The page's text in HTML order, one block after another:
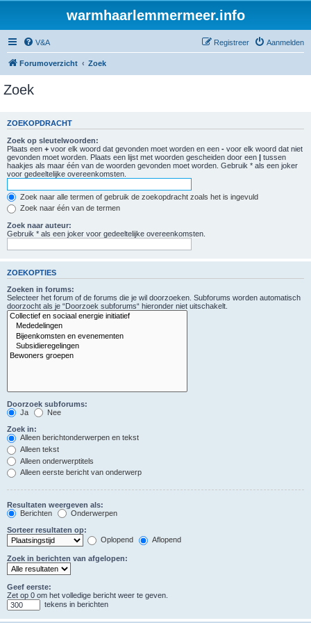
warmhaarlemmermeer.info
V&A Aanmelden
Registreer
Forumoverzicht Zoek
Zoek
ZOEKOPDRACHT
Zoek op sleutelwoorden:
Plaats een + voor elk woord dat gevonden moet worden en een - voor elk woord dat niet
gevonden moet worden. Plaats een lijst met woorden gescheiden door een | tussen
haakjes als maar één van de woorden gevonden moet worden. Gebruik * als een joker
voor gedeeltelijke overeenkomsten.
Zoek naar alle termen of gebruik de zoekopdracht zoals het is ingevuld
Zoek naar één van de termen
Zoek naar auteur:
Gebruik * als een joker voor gedeeltelijke overeenkomsten.
ZOEKOPTIES
Zoeken in forums:
Selecteer het forum of de forums die je wil doorzoeken. Subforums worden automatisch
doorzocht als je “Doorzoek subforums“ hieronder niet uitschakelt.
Doorzoek subforums:
Ja
Nee
Zoek in:
Alleen berichtonderwerpen en tekst
Alleen tekst
Alleen onderwerptitels
Alleen eerste bericht van onderwerp
Resultaten weergeven als:
Berichten
Onderwerpen
Sorteer resultaten op:
Oplopend
Aflopend
Zoek in berichten van afgelopen:
Geef eerste:
Zet op 0 om het volledige bericht weer te geven.
tekens in berichten